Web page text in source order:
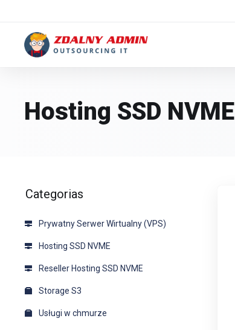
Hosting SSD NVME
Categorias
Prywatny Serwer Wirtualny (VPS)
Hosting SSD NVME
Reseller Hosting SSD NVME
Storage S3
Usługi w chmurze